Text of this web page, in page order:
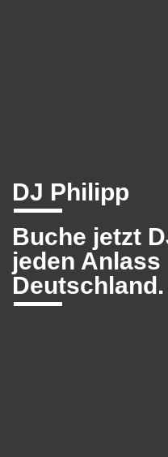
DJ Philipp
Buche jetzt
jeden Anlass
Deutschland.